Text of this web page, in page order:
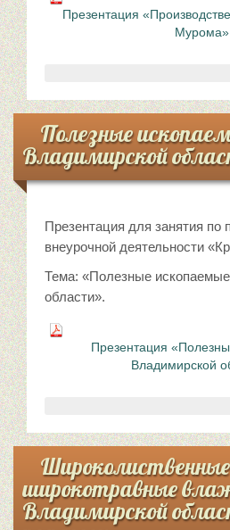
Презентация
Мурома»
Полезные
Владимирской
Презентация для занятия по
внеурочной деятельности
Тема: «Полезные
области».
Презентация
Владимирской
Широколиственные
широкотравные
Владимирской